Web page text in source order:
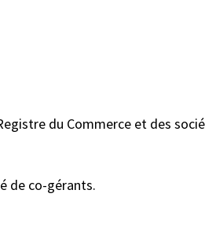
du Commerce et des
de co-gérants.